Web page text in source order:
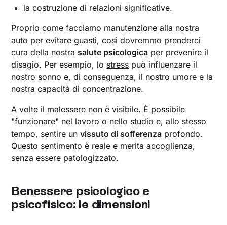
la costruzione di relazioni significative.
Proprio come facciamo manutenzione alla nostra
auto per evitare guasti, così dovremmo prenderci
cura della nostra salute psicologica per prevenire il
disagio. Per esempio, lo stress può influenzare il
nostro sonno e, di conseguenza, il nostro umore e la
nostra capacità di concentrazione.
A volte il malessere non è visibile. È possibile
"funzionare" nel lavoro o nello studio e, allo stesso
tempo, sentire unvissuto di sofferenza profondo.
Questo sentimento è reale e merita accoglienza,
senza essere patologizzato.
Benessere psicologico e
psicofisico: le dimensioni